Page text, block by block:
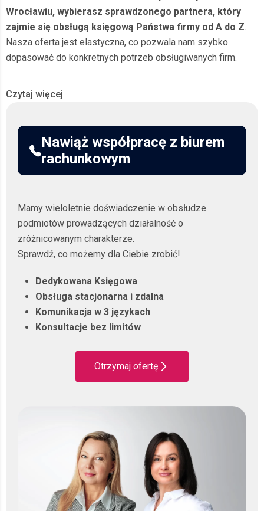
Wrocławiu, wybierasz sprawdzonego partnera, który
zajmie się obsługą księgową Państwa firmy od A do Z.
Nasza oferta jest elastyczna, co pozwala nam szybko
dopasować do konkretnych potrzeb obsługiwanych firm.
Profesjonalne usługi księgowe
przedsiębiorców
Nasze usługi księgowe we Wrocławiu to znacznie więcej niż
obsługi kadr i płac. Każdy biznes jest inny, dlatego u nas
zawsze możesz liczyć na indywidualne podejście do klienta.
Sposób prowadzenia księgowości dopasujemy do
charakteru Twojej działalności, liczby dokumentów i
Jako nowoczesne biuro rachunkowe we Wrocławiu
wychodzimy poza schemat zwykłego księgowania
dokumentów.
Zyskujesz rzetelnego partnera dla firm, który dba o Twoje
bezpieczeństwo podatkowe. Pilnujemy przepisów i
Usługi biura rachunkowego dla
jednoosobowej działalności
gospodarczej we Wrocławiu
Własna działalność daje wolność, ale wiąże się z masą
Czytaj więcej
Nawiąż współpracę z biurem
rachunkowym
Mamy wieloletnie doświadczenie w obsłudze
podmiotów prowadzących działalność o
zróżnicowanym charakterze.
Sprawdź, co możemy dla Ciebie zrobić!
Dedykowana Księgowa
Obsługa stacjonarna i zdalna
Komunikacja w 3 językach
Konsultacje bez limitów
Otrzymaj ofertę